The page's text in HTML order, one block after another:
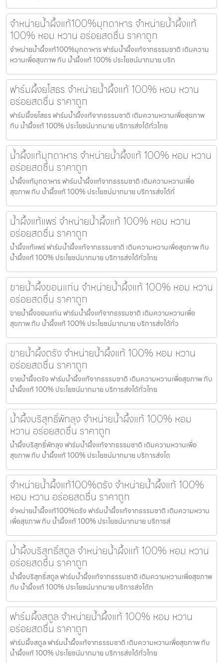
จำหน่ายน้ำผึ้งแท้100%มุกดาหาร จำหน่ายน้ำผึ้งแท้
100% หอม หวาน อร่อยสดชื่น ราคาถูก
จำหน่ายน้ำผึ้งแท้100%มุกดาหาร ฟาร์มน้ำผึ้งแท้จากธรรมชาติ เติมความ
หวานเพื่อสุขภาพ กับ น้ำผึ้งแท้ 100% ประโยชน์มากมาย บริก
ฟาร์มผึ้งยโสธร จำหน่ายน้ำผึ้งแท้ 100% หอม หวาน
อร่อยสดชื่น ราคาถูก
ฟาร์มผึ้งยโสธร ฟาร์มน้ำผึ้งแท้จากธรรมชาติ เติมความหวานเพื่อสุขภาพ
กับ น้ำผึ้งแท้ 100% ประโยชน์มากมาย บริการส่งได้ทั่วไทย
น้ำผึ้งแท้มุกดาหาร จำหน่ายน้ำผึ้งแท้ 100% หอม หวาน
อร่อยสดชื่น ราคาถูก
น้ำผึ้งแท้มุกดาหาร ฟาร์มน้ำผึ้งแท้จากธรรมชาติ เติมความหวานเพื่อ
สุขภาพ กับ น้ำผึ้งแท้ 100% ประโยชน์มากมาย บริการส่งได้ทั่
น้ำผึ้งแท้แพร่ จำหน่ายน้ำผึ้งแท้ 100% หอม หวาน
อร่อยสดชื่น ราคาถูก
น้ำผึ้งแท้แพร่ ฟาร์มน้ำผึ้งแท้จากธรรมชาติ เติมความหวานเพื่อสุขภาพ กับ
น้ำผึ้งแท้ 100% ประโยชน์มากมาย บริการส่งได้ทั่วไทย
ขายน้ำผึ้งขอนแก่น จำหน่ายน้ำผึ้งแท้ 100% หอม หวาน
อร่อยสดชื่น ราคาถูก
ขายน้ำผึ้งขอนแก่น ฟาร์มน้ำผึ้งแท้จากธรรมชาติ เติมความหวานเพื่อ
สุขภาพ กับ น้ำผึ้งแท้ 100% ประโยชน์มากมาย บริการส่งได้ทั่ว
ขายน้ำผึ้งตรัง จำหน่ายน้ำผึ้งแท้ 100% หอม หวาน
อร่อยสดชื่น ราคาถูก
ขายน้ำผึ้งตรัง ฟาร์มน้ำผึ้งแท้จากธรรมชาติ เติมความหวานเพื่อสุขภาพ กับ
น้ำผึ้งแท้ 100% ประโยชน์มากมาย บริการส่งได้ทั่วไทย
น้ำผึ้งบริสุทธิ์พัทลุง จำหน่ายน้ำผึ้งแท้ 100% หอม
หวาน อร่อยสดชื่น ราคาถูก
น้ำผึ้งบริสุทธิ์พัทลุง ฟาร์มน้ำผึ้งแท้จากธรรมชาติ เติมความหวานเพื่อ
สุขภาพ กับ น้ำผึ้งแท้ 100% ประโยชน์มากมาย บริการส่งได
จำหน่ายน้ำผึ้งแท้100%ตรัง จำหน่ายน้ำผึ้งแท้ 100%
หอม หวาน อร่อยสดชื่น ราคาถูก
จำหน่ายน้ำผึ้งแท้100%ตรัง ฟาร์มน้ำผึ้งแท้จากธรรมชาติ เติมความหวาน
เพื่อสุขภาพ กับ น้ำผึ้งแท้ 100% ประโยชน์มากมาย บริการส่
น้ำผึ้งบริสุทธิ์สตูล จำหน่ายน้ำผึ้งแท้ 100% หอม หวาน
อร่อยสดชื่น ราคาถูก
น้ำผึ้งบริสุทธิ์สตูล ฟาร์มน้ำผึ้งแท้จากธรรมชาติ เติมความหวานเพื่อสุขภาพ
กับ น้ำผึ้งแท้ 100% ประโยชน์มากมาย บริการส่งได้ท
ฟาร์มผึ้งสตูล จำหน่ายน้ำผึ้งแท้ 100% หอม หวาน
อร่อยสดชื่น ราคาถูก
ฟาร์มผึ้งสตูล ฟาร์มน้ำผึ้งแท้จากธรรมชาติ เติมความหวานเพื่อสุขภาพ กับ
น้ำผึ้งแท้ 100% ประโยชน์มากมาย บริการส่งได้ทั่วไทย